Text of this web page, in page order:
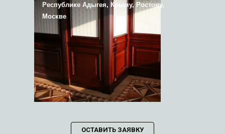
Республике Адыгея, Крыму, Ростову,
Москве
ОСТАВИТЬ ЗАЯВКУ